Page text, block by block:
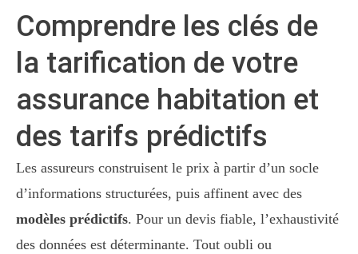
Comprendre les clés de
la tarification de votre
assurance habitation et
des tarifs prédictifs
Les assureurs construisent le prix à partir d’un socle
d’informations structurées, puis affinent avec des
modèles prédictifs. Pour un devis fiable, l’exhaustivité
des données est déterminante. Tout oubli ou